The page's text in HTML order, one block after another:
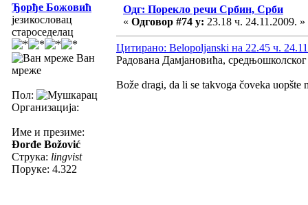
Ђорђе Божовић
језикословац
староседелац
Ван
мреже
Пол:
Организација:
Име и презиме:
Đorđe Božović
Струка: lingvist
Поруке: 4.322
Одг: Порекло речи Србин, Срби
« Одговор #74 у: 23.18 ч. 24.11.2009. »
Цитирано: Belopoljanski на 22.45 ч.
Радована Дамјановића, средњошколског
Bože dragi, da li se takvoga čoveka